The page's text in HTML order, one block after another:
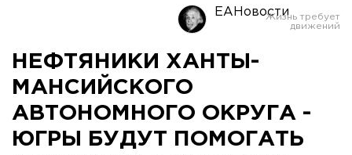
ЕАНовости
НЕФТЯНИКИ ХАНТЫ-
МАНСИЙСКОГО
АВТОНОМНОГО ОКРУГА -
ЮГРЫ БУДУТ ПОМОГАТЬ